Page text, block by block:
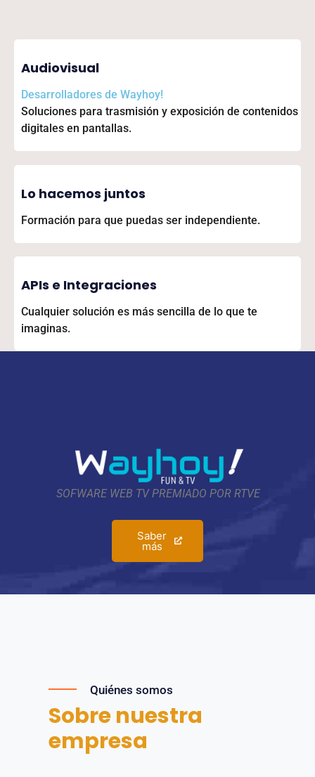
Audiovisual
Desarrolladores de Wayhoy!
Soluciones para trasmisión y exposición de contenidos
digitales en pantallas.
Lo hacemos juntos
Formación para que puedas ser independiente.
APIs e Integraciones
Cualquier solución es más sencilla de lo que te
imaginas.
SOFWARE WEB TV PREMIADO POR RTVE
Saber
más
Quiénes somos
Sobre nuestra
empresa